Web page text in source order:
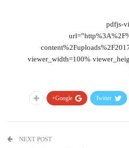
[pdfjs-
viewer_width=100%
Twitter
Google+
NEXT POST